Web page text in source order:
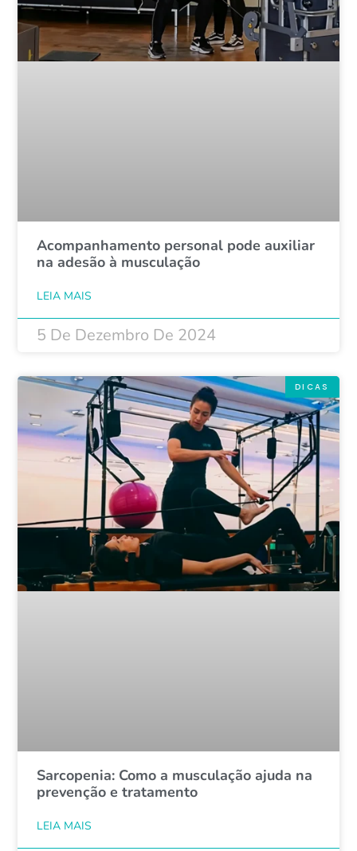
Acompanhamento personal pode auxiliar
na adesão à musculação
LEIA MAIS
5 De Dezembro De 2024
DICAS
Sarcopenia: Como a musculação ajuda na
prevenção e tratamento
LEIA MAIS